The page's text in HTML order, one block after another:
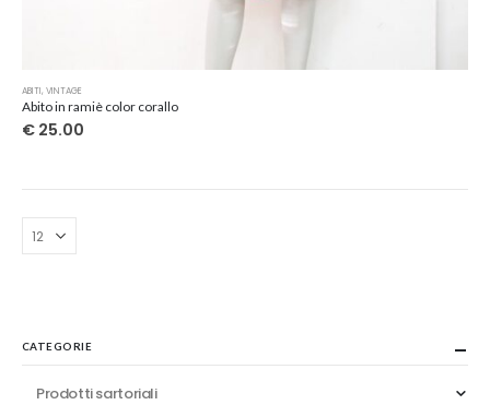
ABITI, VINTAGE
Abito in ramiè color corallo
€ 25.00
CATEGORIE
Prodotti sartoriali